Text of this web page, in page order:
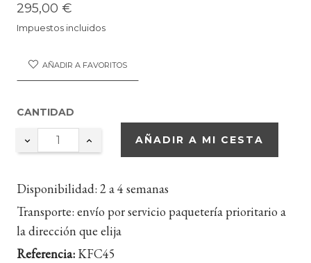
295,00 €
Impuestos incluidos
AÑADIR A FAVORITOS
CANTIDAD
AÑADIR A MI CESTA
Disponibilidad: 2 a 4 semanas
Transporte: envío por servicio paquetería prioritario a
la dirección que elija
Referencia: KFC45